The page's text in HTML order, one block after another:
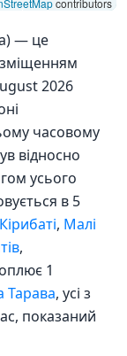
contributors
— це
2026
часовому
відносно
усього
в 5
Кірибаті, Малі
,
1
Тарава, усі з
показаний